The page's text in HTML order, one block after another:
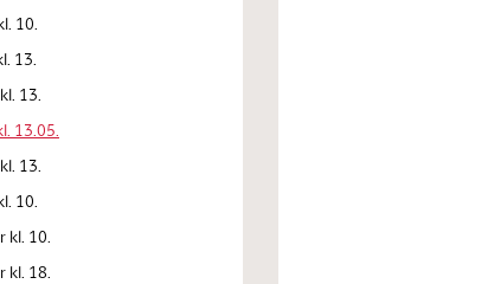
10.
13.
13.
13.05.
13.
10.
kl. 10.
kl. 18.